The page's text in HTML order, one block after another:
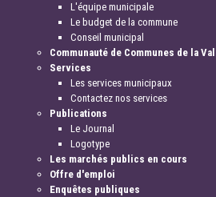
L'équipe municipale
Le budget de la commune
Conseil municipal
Communauté de Communes de la
Services
Les services municipaux
Contactez nos services
Publications
Le Journal
Logotype
Les marchés publics en cours
Offre d'emploi
Enquêtes publiques